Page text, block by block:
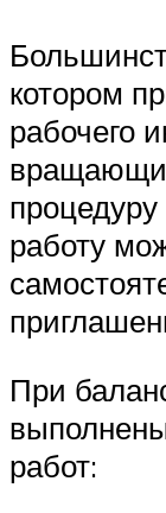
котором
рабочего
работу
При
работ: